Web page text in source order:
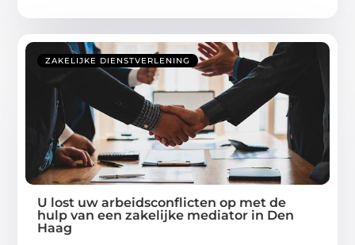
ZAKELIJKE DIENSTVERLENING
U lost uw arbeidsconflicten op met de
hulp van een zakelijke mediator in Den
Haag